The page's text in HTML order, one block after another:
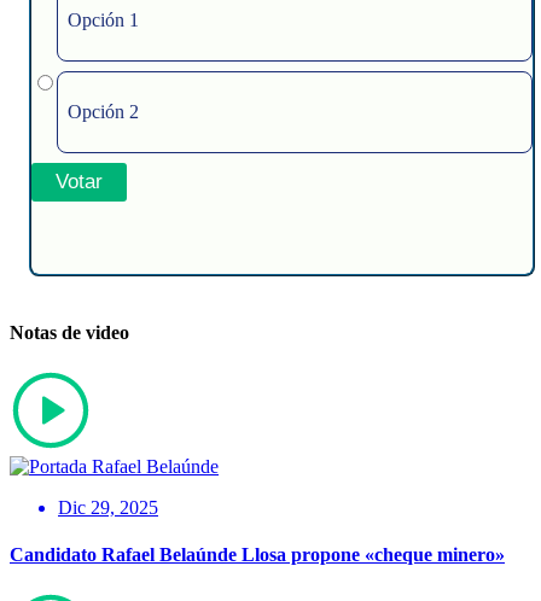
Opción 1
Opción 2
Notas de video
Dic 29, 2025
Candidato Rafael Belaúnde Llosa propone «cheque minero»